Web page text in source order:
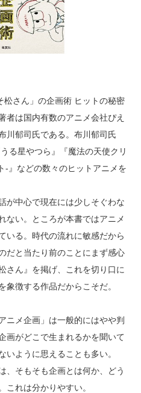
さん」の企画術 ヒットの秘密
者は国内有数のアニメ会社ぴえ
川郁司氏である。布川郁司氏
る星やつら』『魔法の天使クリ
-』などの数々のヒットアニメを
が中心で現在には少しそぐわな
ない。ところが本書ではアニメ
いる。時代の流れに敏感だから
だと当たり前のことにまず感心
さん』を掲げ、これを切り口に
象徴する作品だからこそだ。
ニメ企画」は一般的にはやや判
画がどこで生まれるかを聞いて
いように思えることも多い。
、そもそも企画とは何か、どう
これは分かりやすい。